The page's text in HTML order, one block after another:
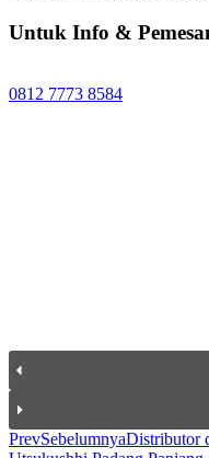
Untuk Info &
0812 7773 8584
PrevSebelumnyaDistributor